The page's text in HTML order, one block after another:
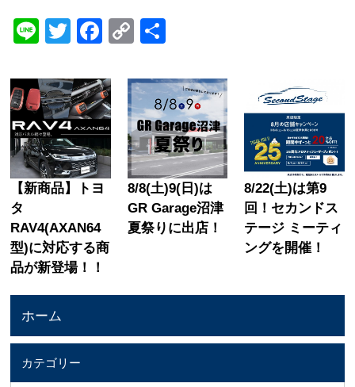
LineTwitter
Facebook
Copy
【新商品】トヨ
タ
RAV4(AXAN64
型)に対応する商
品が新登場！！
8/8(土)9(日)は
GR Garage沼津
夏祭りに出店！
8/22(土)は第9
回！セカンドス
テージ ミーティ
ングを開催！
ホーム
カテゴリー